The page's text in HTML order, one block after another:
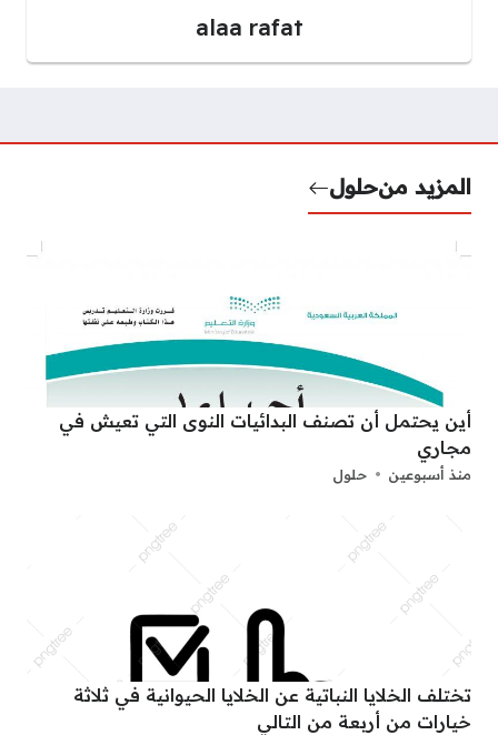
alaa rafat
المزيد منحلول
أين يحتمل أن تصنف البدائيات النوى التي تعيش في
مجاري
منذ أسبوعين حلول
تختلف الخلايا النباتية عن الخلايا الحيوانية في ثلاثة
خيارات من أربعة من التالي